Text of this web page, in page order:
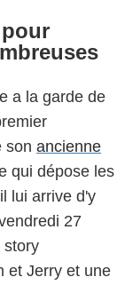
a la garde de
son ancienne
qui dépose les
lui arrive d'y
27
story
et Jerry et une